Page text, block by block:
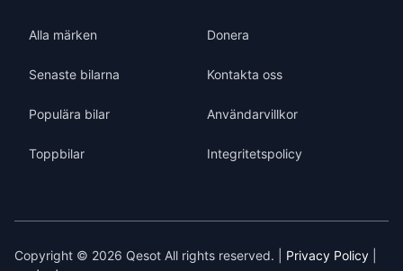
Alla märken
Senaste bilarna
Populära bilar
Toppbilar
Donera
Kontakta oss
Användarvillkor
Integritetspolicy
Copyright © 2026 Qesot All rights reserved. | Privacy Policy